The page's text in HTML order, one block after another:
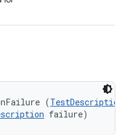
(TestDescription
failure)